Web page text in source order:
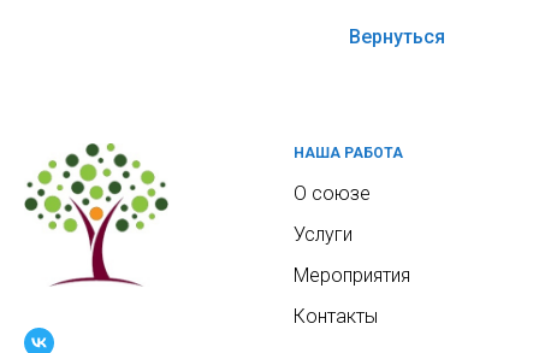
Вернуться
НАША РАБОТА
О союзе
Услуги
Мероприятия
Контакты